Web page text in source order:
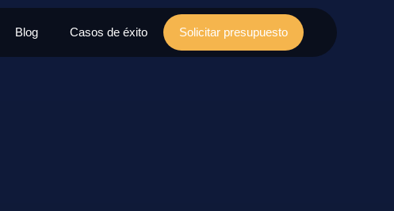
Blog Casos de éxito Solicitar presupuesto